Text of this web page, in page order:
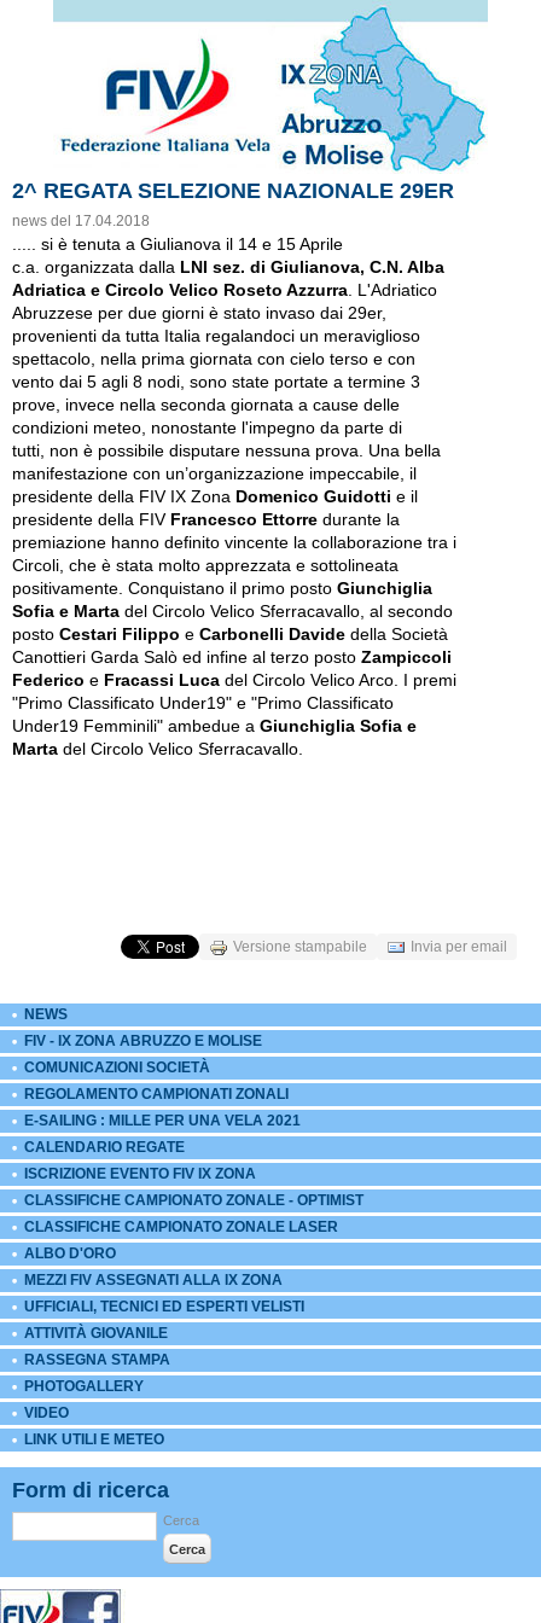
2^ REGATA SELEZIONE NAZIONALE 29ER
news del 17.04.2018
..... si è tenuta a Giulianova il 14 e 15 Aprile
c.a. organizzata dalla LNI sez. di Giulianova, C.N. Alba
Adriatica e Circolo Velico Roseto Azzurra . L'Adriatico
Abruzzese per due giorni è stato invaso dai 29er,
provenienti da tutta Italia regalandoci un meraviglioso
spettacolo, nella prima giornata con cielo terso e con
vento dai 5 agli 8 nodi, sono state portate a termine 3
prove, invece nella seconda giornata a cause delle
condizioni meteo, nonostante l'impegno da parte di
tutti, non è possibile disputare nessuna prova. Una bella
manifestazione con un’organizzazione impeccabile, il
presidente della FIV IX Zona Domenico Guidotti e il
presidente della FIV Francesco Ettorre durante la
premiazione hanno definito vincente la collaborazione tra i
Circoli, che è stata molto apprezzata e sottolineata
positivamente. Conquistano il primo posto Giunchiglia
Sofia e Marta del Circolo Velico Sferracavallo, al secondo
posto Cestari Filippo e Carbonelli Davide della Società
Canottieri Garda Salò ed infine al terzo posto Zampiccoli
Federico e Fracassi Luca del Circolo Velico Arco. I premi
"Primo Classificato Under19" e "Primo Classificato
Under19 Femminili" ambedue a Giunchiglia Sofia e
Marta del Circolo Velico Sferracavallo.
Versione stampabile Invia per email
NEWS
FIV - IX ZONA ABRUZZO E MOLISE
COMUNICAZIONI SOCIETÀ
REGOLAMENTO CAMPIONATI ZONALI
E-SAILING : MILLE PER UNA VELA 2021
CALENDARIO REGATE
ISCRIZIONE EVENTO FIV IX ZONA
CLASSIFICHE CAMPIONATO ZONALE - OPTIMIST
CLASSIFICHE CAMPIONATO ZONALE LASER
ALBO D'ORO
MEZZI FIV ASSEGNATI ALLA IX ZONA
UFFICIALI, TECNICI ED ESPERTI VELISTI
ATTIVITÀ GIOVANILE
RASSEGNA STAMPA
PHOTOGALLERY
VIDEO
LINK UTILI E METEO
Form di ricerca
Cerca